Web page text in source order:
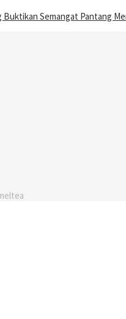
Buktikan Semangat Pantang